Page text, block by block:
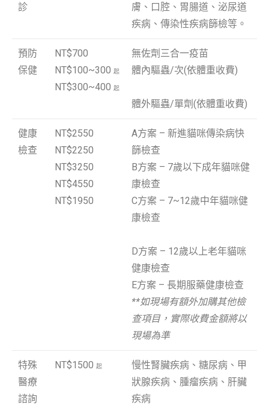
診
膚、口腔、胃腸道、泌尿道
疾病、傳染性疾病篩檢等。
預防
保健
NT$700
NT$100~300 起
NT$300~400 起
無佐劑三合一疫苗
體內驅蟲/次(依體重收費)
體外驅蟲/單劑(依體重收費)
健康
檢查
NT$2550
NT$2250
NT$3250
NT$4550
NT$1950
A方案 – 新進貓咪傳染病快
篩檢查
B方案 – 7歲以下成年貓咪健
康檢查
C方案 – 7~12歲中年貓咪健
康檢查
D方案 – 12歲以上老年貓咪
健康檢查
E方案 – 長期服藥健康檢查
**如現場有額外加購其他檢
查項目，實際收費金額將以
現場為準
特殊
醫療
諮詢
NT$1500 起
慢性腎臟疾病、糖尿病、甲
狀腺疾病、腫瘤疾病、肝臟
疾病